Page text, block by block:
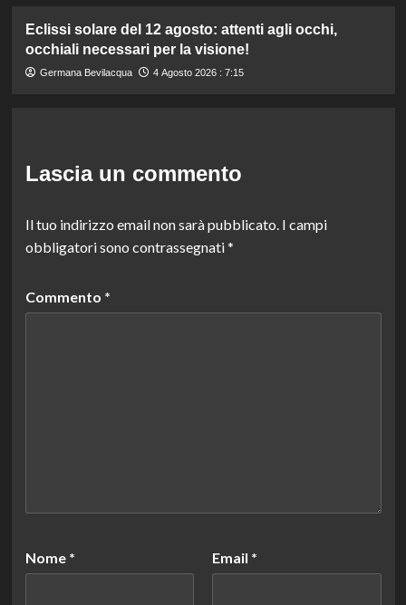
Eclissi solare del 12 agosto: attenti agli occhi,
occhiali necessari per la visione!
Germana Bevilacqua 4 Agosto 2026 : 7:15
Lascia un commento
Il tuo indirizzo email non sarà pubblicato. I campi
obbligatori sono contrassegnati*
Commento *
Nome * Email *